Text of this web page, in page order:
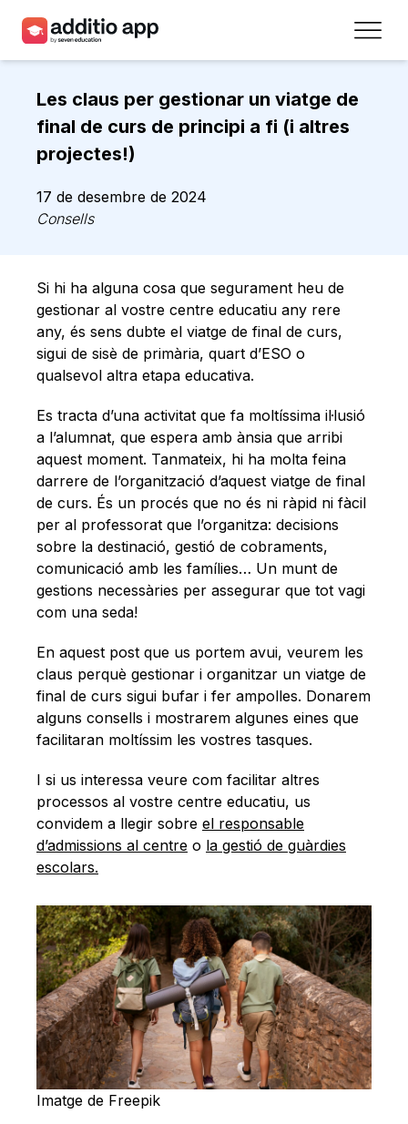
Centres
Recursos
Plans
Registra’t
Contacte
Català
Les claus per gestionar un viatge de
final de curs de principi a fi (i altres
projectes!)
17 de desembre de 2024
Consells
Si hi ha alguna cosa que segurament heu de
gestionar al vostre centre educatiu any rere
any, és sens dubte el viatge de final de curs,
sigui de sisè de primària, quart d’ESO o
qualsevol altra etapa educativa.
Es tracta d’una activitat que fa moltíssima il·lusió
a l’alumnat, que espera amb ànsia que arribi
aquest moment. Tanmateix, hi ha molta feina
darrere de l’organització d’aquest viatge de final
de curs. És un procés que no és ni ràpid ni fàcil
per al professorat que l’organitza: decisions
sobre la destinació, gestió de cobraments,
comunicació amb les famílies… Un munt de
gestions necessàries per assegurar que tot vagi
com una seda!
En aquest post que us portem avui, veurem les
claus perquè gestionar i organitzar un viatge de
final de curs sigui bufar i fer ampolles. Donarem
alguns consells i mostrarem algunes eines que
facilitaran moltíssim les vostres tasques.
I si us interessa veure com facilitar altres
processos al vostre centre educatiu, us
convidem a llegir sobre el responsable
d’admissions al centre o la gestió de guàrdies
escolars.
Imatge de Freepik